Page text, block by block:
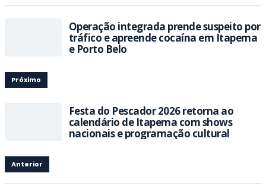
Operação integrada prende suspeito por
tráfico e apreende cocaína em Itapema
e Porto Belo
Próximo
Festa do Pescador 2026 retorna ao
calendário de Itapema com shows
nacionais e programação cultural
Anterior